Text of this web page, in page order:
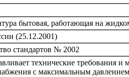
бытовая, работающая на
(25.12.2001)
стандартов № 2002
технические требования
с максимальным